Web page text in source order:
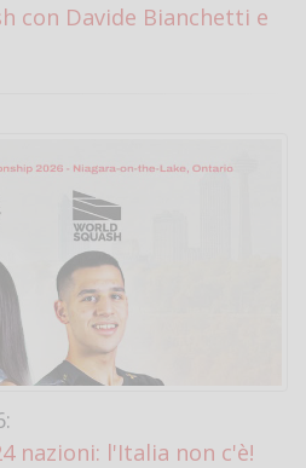
con Davide Bianchetti e
nazioni: l'Italia non c'è!